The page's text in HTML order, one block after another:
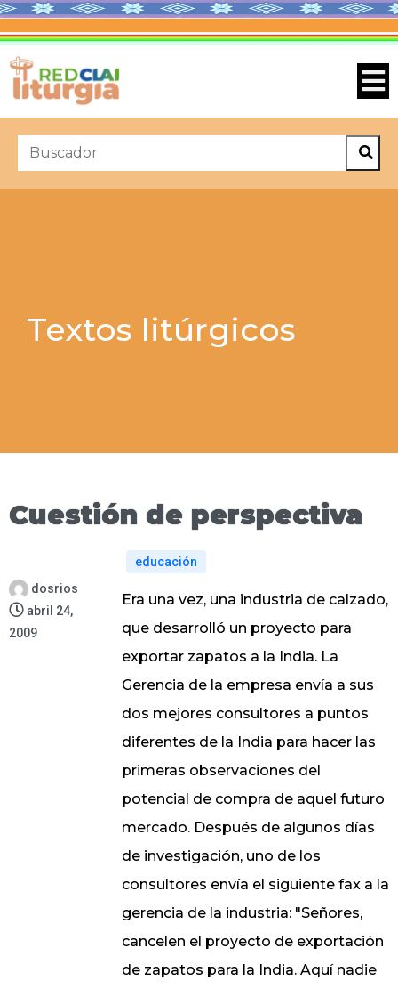
Textos litúrgicos
Cuestión de perspectiva
dosrios
abril 24,
2009
educación
Era una vez, una industria de calzado,
que desarrolló un proyecto para
exportar zapatos a la India. La
Gerencia de la empresa envía a sus
dos mejores consultores a puntos
diferentes de la India para hacer las
primeras observaciones del
potencial de compra de aquel futuro
mercado. Después de algunos días
de investigación, uno de los
consultores envía el siguiente fax a la
gerencia de la industria: "Señores,
cancelen el proyecto de exportación
de zapatos para la India. Aquí nadie